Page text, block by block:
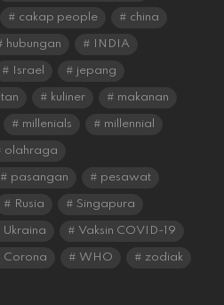
cakap people china
hubungan INDIA
Israel jepang
kuliner makanan
millenials millennial
olahraga
pasangan pesawat
Rusia Singapura
Ukraina Vaksin COVID-19
Corona WHO zodiak